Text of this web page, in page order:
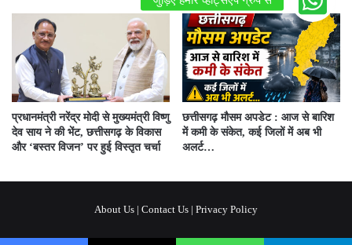
प्रधानमंत्री नरेंद्र मोदी से मुख्यमंत्री विष्णु
देव साय ने की भेंट, छत्तीसगढ़ के विकास
और ‘बस्तर विजन’ पर हुई विस्तृत चर्चा
छत्तीसगढ़ मौसम अपडेट : आज से बारिश
में कमी के संकेत, कई जिलों में अब भी
अलर्ट…
About Us | Contact Us | Privacy Policy